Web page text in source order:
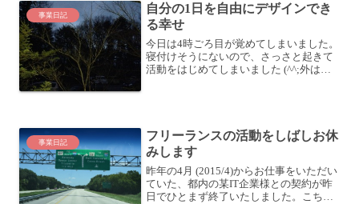
事業日記
自分の1日を自由にデザインでき
る幸せ
今日は4時ごろ目が覚めてしまいました。
寝付けそうにないので、さっさと起きて
活動をはじめてしまいました (^^;外はだ
事業日記
フリーランスの活動をしばしお休
みします
昨年の4月 (2015/4)からお仕事をいただい
ていた、都内の某IT企業様との契約が昨
日でひとまず終了いたしました。こちら